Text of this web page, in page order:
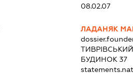
08.02.07
ЛАДАНЯК
БУДИНОК 37